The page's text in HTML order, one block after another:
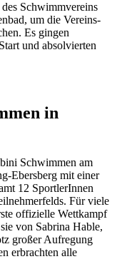
Schwimmvereins
um die Vereins-
Es gingen
und absolvierten
in
Schwimmen am
Ebersberg mit einer
12 SportlerInnen
Für viele
offizielle Wettkampf
von Sabrina Hable,
großer Aufregung
erbrachten alle